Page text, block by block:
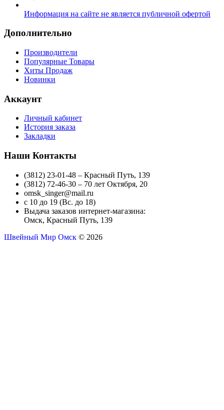
Информация на сайте не является публичной офертой
Дополнительно
Производители
Популярные Товары
Хиты Продаж
Новинки
Аккаунт
Личный кабинет
История заказа
Закладки
Наши Контакты
(3812) 23-01-48 – Красный Путь, 139
(3812) 72-46-30 – 70 лет Октября, 20
omsk_singer@mail.ru
с 10 до 19 (Вс. до 18)
Выдача заказов интернет-магазина:
Омск, Красный Путь, 139
Швейный Мир Омск © 2026